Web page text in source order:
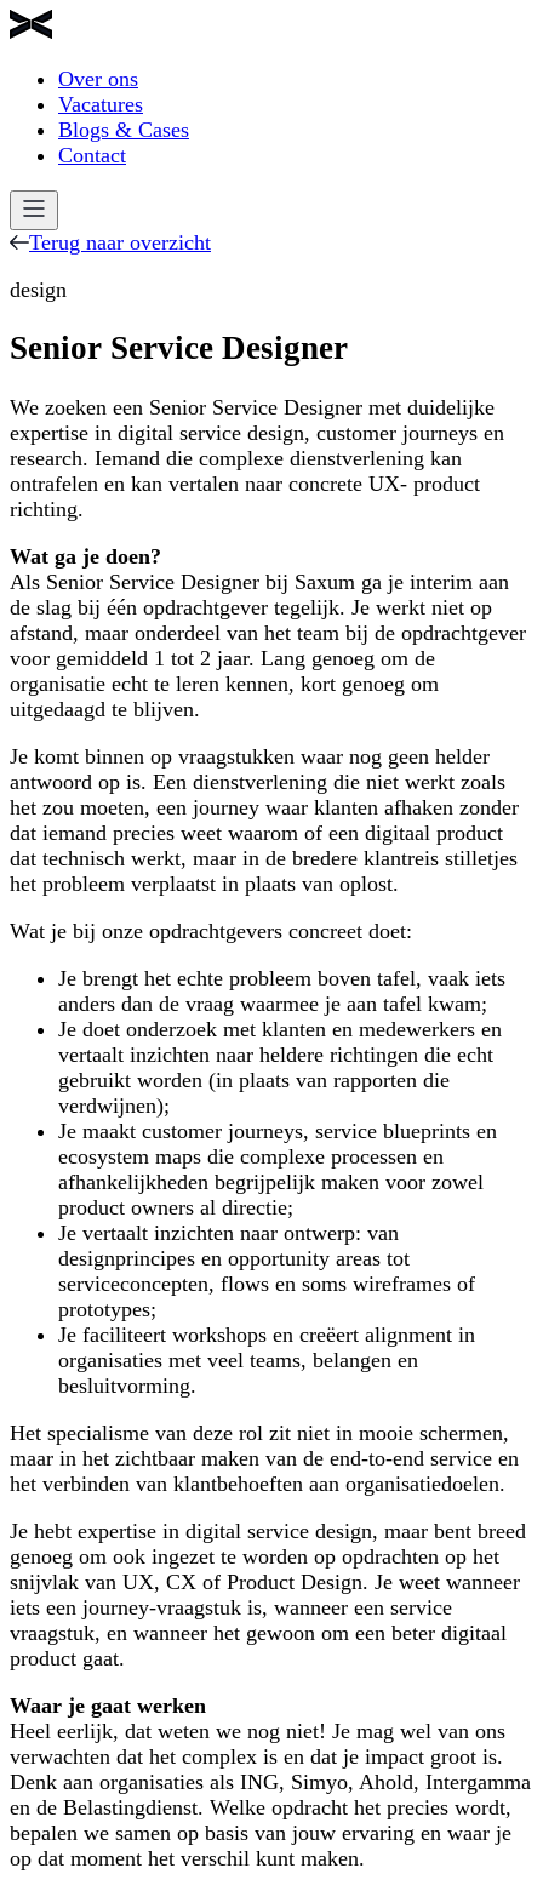
Over ons
Vacatures
Blogs & Cases
Contact
Terug naar overzicht
design
Senior Service Designer
We zoeken een Senior Service Designer met duidelijke
expertise in digital service design, customer journeys en
research. Iemand die complexe dienstverlening kan
ontrafelen en kan vertalen naar concrete UX- product
richting.
Wat ga je doen?
Als Senior Service Designer bij Saxum ga je interim aan
de slag bij één opdrachtgever tegelijk. Je werkt niet op
afstand, maar onderdeel van het team bij de opdrachtgever
voor gemiddeld 1 tot 2 jaar. Lang genoeg om de
organisatie echt te leren kennen, kort genoeg om
uitgedaagd te blijven.
Je komt binnen op vraagstukken waar nog geen helder
antwoord op is. Een dienstverlening die niet werkt zoals
het zou moeten, een journey waar klanten afhaken zonder
dat iemand precies weet waarom of een digitaal product
dat technisch werkt, maar in de bredere klantreis stilletjes
het probleem verplaatst in plaats van oplost.
Wat je bij onze opdrachtgevers concreet doet:
Je brengt het echte probleem boven tafel, vaak iets
anders dan de vraag waarmee je aan tafel kwam;
Je doet onderzoek met klanten en medewerkers en
vertaalt inzichten naar heldere richtingen die echt
gebruikt worden (in plaats van rapporten die
verdwijnen);
Je maakt customer journeys, service blueprints en
ecosystem maps die complexe processen en
afhankelijkheden begrijpelijk maken voor zowel
product owners al directie;
Je vertaalt inzichten naar ontwerp: van
designprincipes en opportunity areas tot
serviceconcepten, flows en soms wireframes of
prototypes;
Je faciliteert workshops en creëert alignment in
organisaties met veel teams, belangen en
besluitvorming.
Het specialisme van deze rol zit niet in mooie schermen,
maar in het zichtbaar maken van de end-to-end service en
het verbinden van klantbehoeften aan organisatiedoelen.
Je hebt expertise in digital service design, maar bent breed
genoeg om ook ingezet te worden op opdrachten op het
snijvlak van UX, CX of Product Design. Je weet wanneer
iets een journey-vraagstuk is, wanneer een service
vraagstuk, en wanneer het gewoon om een beter digitaal
product gaat.
Waar je gaat werken
Heel eerlijk, dat weten we nog niet! Je mag wel van ons
verwachten dat het complex is en dat je impact groot is.
Denk aan organisaties als ING, Simyo, Ahold, Intergamma
en de Belastingdienst. Welke opdracht het precies wordt,
bepalen we samen op basis van jouw ervaring en waar je
op dat moment het verschil kunt maken.